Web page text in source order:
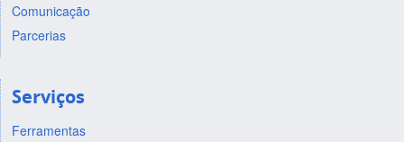
Comunicação
Parcerias
Serviços
Ferramentas